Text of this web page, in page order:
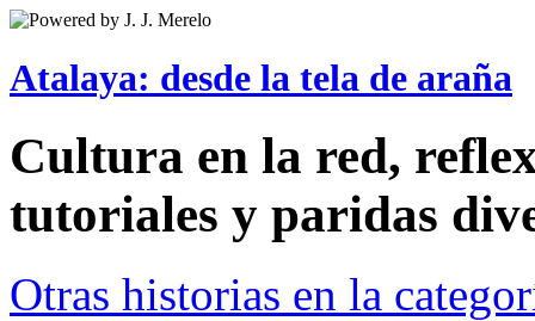
Atalaya: desde la tela de araña
Cultura en la red,
tutoriales y paridas
Otras historias en la